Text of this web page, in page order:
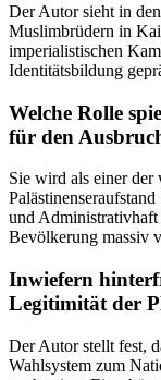
Der Autor sieht in
Muslimbrüdern in
imperialistischen
Identitätsbildung
Welche Rolle
für den
Sie wird als einer der
und Administrativhaft
Bevölkerung massiv
Inwiefern
Legitimität der
Der Autor stellt fest,
Wahlsystem zum